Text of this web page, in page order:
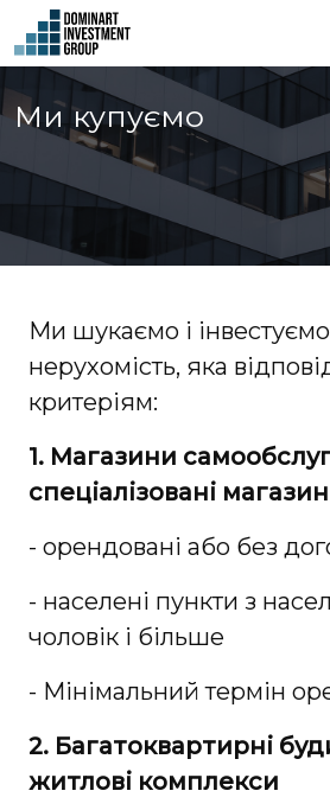
Ми купуємо
Ми шукаємо і
нерухомість, яка
критеріям:
1. Магазини
спеціалізовані
- орендовані або без
- населені пункти з
чоловік і більше
- Мінімальний термін
2. Багатоквартирні
житлові комплекси